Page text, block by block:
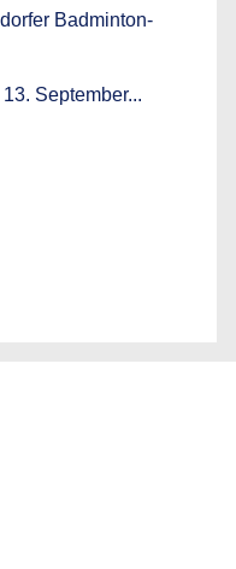
Badminton-
September...